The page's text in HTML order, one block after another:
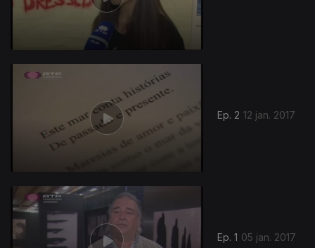
Ep. 2 12 jan. 2017
Ep. 1 05 jan. 2017
267313